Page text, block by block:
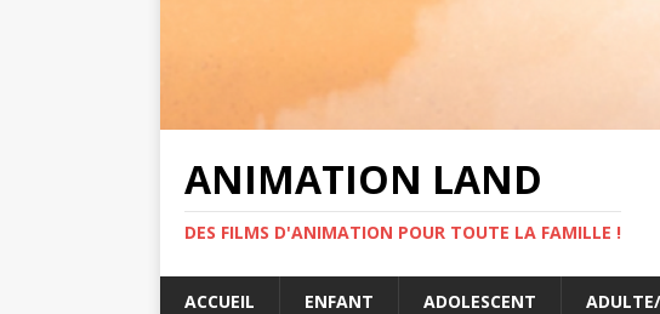
ANIMATION LAND
DES FILMS D'ANIMATION POUR TOUTE LA FAMILLE !
ACCUEIL ENFANT ADOLESCENT